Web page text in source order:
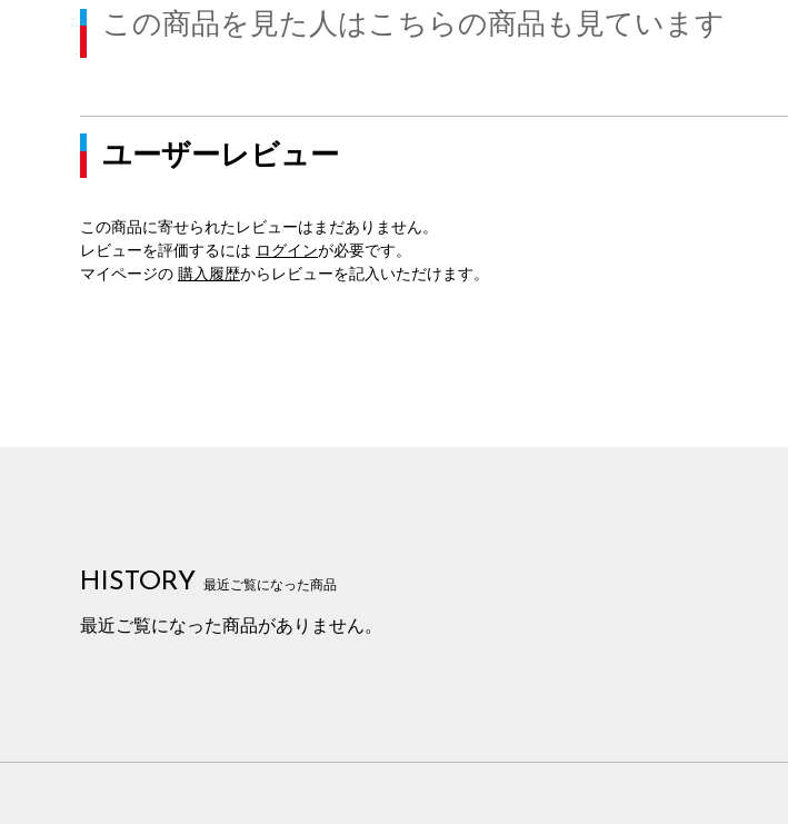
この商品を見た人はこちらの商品も見ています
ユーザーレビュー
この商品に寄せられたレビューはまだありません。
レビューを評価するには ログインが必要です。
マイページの 購入履歴からレビューを記入いただけます。
HISTORY 最近ご覧になった商品
最近ご覧になった商品がありません。